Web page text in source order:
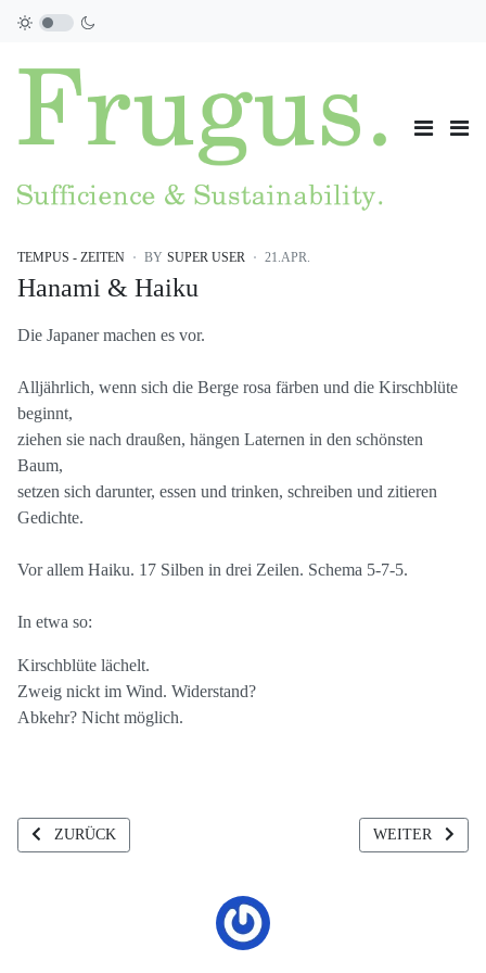
TEMPUS - ZEITEN BY SUPER USER 21.APR.
Hanami & Haiku
Die Japaner machen es vor.
Alljährlich, wenn sich die Berge rosa färben und die Kirschblüte
beginnt,
ziehen sie nach draußen, hängen Laternen in den schönsten
Baum,
setzen sich darunter, essen und trinken, schreiben und zitieren
Gedichte.
Vor allem Haiku. 17 Silben in drei Zeilen. Schema 5-7-5.
In etwa so:
Kirschblüte lächelt.
Zweig nickt im Wind. Widerstand?
Abkehr? Nicht möglich.
VORHERIGER BEITRAG: SOMMERS ABSICHT
ZURÜCK NÄCHSTER
WEITER